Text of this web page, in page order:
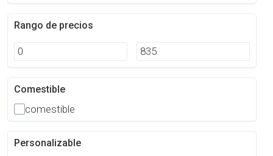
Rango de precios
Comestible
comestible
Personalizable